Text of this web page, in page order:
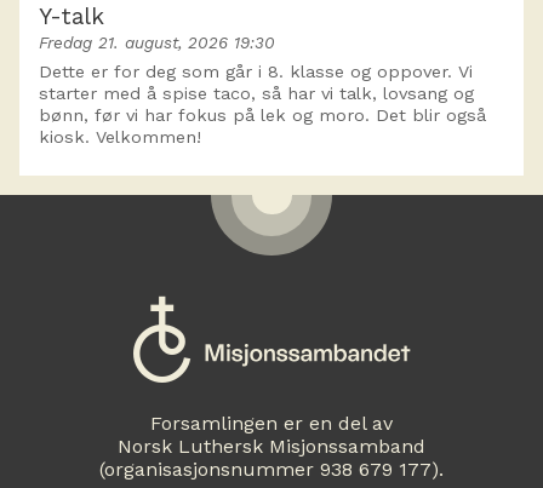
Y-talk
Fredag 21. august, 2026 19:30
Dette er for deg som går i 8. klasse og oppover. Vi
starter med å spise taco, så har vi talk, lovsang og
bønn, før vi har fokus på lek og moro. Det blir også
kiosk. Velkommen!
Forsamlingen er en del av
Norsk Luthersk Misjonssamband
(organisasjonsnummer 938 679 177).